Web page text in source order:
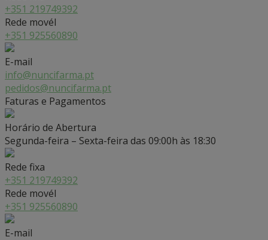
+351 219749392
Rede movél
+351 925560890
E-mail
info@nuncifarma.pt
pedidos@nuncifarma.pt
Faturas e Pagamentos
Horário de Abertura
Segunda-feira – Sexta-feira das 09:00h às 18:30
Rede fixa
+351 219749392
Rede movél
+351 925560890
E-mail